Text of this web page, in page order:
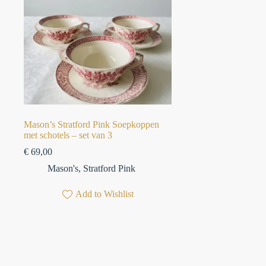
Mason’s Stratford Pink Soepkoppen
met schotels – set van 3
€ 69,00
Mason's, Stratford Pink
Add to Wishlist